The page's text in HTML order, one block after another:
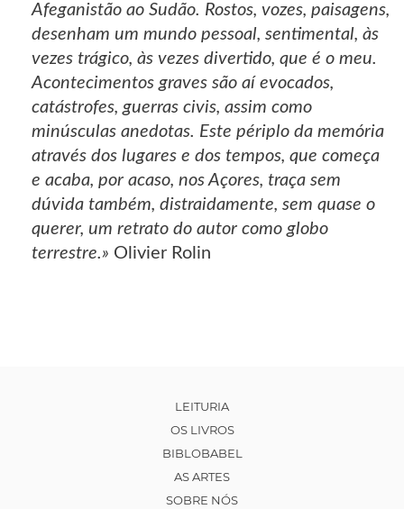
Afeganistão ao Sudão. Rostos, vozes, paisagens,
desenham um mundo pessoal, sentimental, às
vezes trágico, às vezes divertido, que é o meu.
Acontecimentos graves são aí evocados,
catástrofes, guerras civis, assim como
minúsculas anedotas. Este périplo da memória
através dos lugares e dos tempos, que começa
e acaba, por acaso, nos Açores, traça sem
dúvida também, distraidamente, sem quase o
querer, um retrato do autor como globo
terrestre.» Olivier Rolin
LEITURIA
OS LIVROS
BIBLOBABEL
AS ARTES
SOBRE NÓS